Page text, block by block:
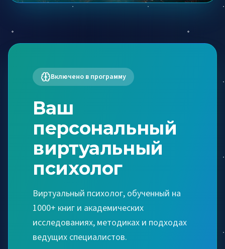
Включено в программу
Ваш
персональный
виртуальный
психолог
Виртуальный психолог, обученный на
1000+ книг и академических
исследованиях, методиках и подходах
ведущих специалистов.